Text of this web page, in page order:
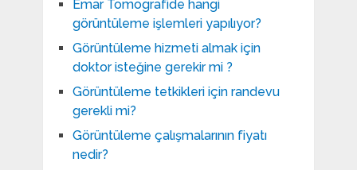
Emar Tomografide hangi
görüntüleme işlemleri yapılıyor?
Görüntüleme hizmeti almak için
doktor isteğine gerekir mi ?
Görüntüleme tetkikleri için randevu
gerekli mi?
Görüntüleme çalışmalarının fiyatı
nedir?